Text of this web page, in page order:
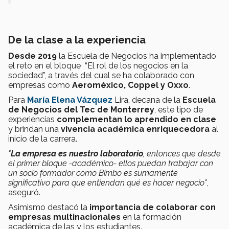
De la clase a la experiencia
Desde 2019 la Escuela de Negocios ha implementado
el reto en el bloque “El rol de los negocios en la
sociedad”, a través del cual se ha colaborado con
empresas como Aeroméxico, Coppel y Oxxo.
Para María Elena Vázquez Lira, decana de la Escuela
de Negocios del Tec de Monterrey , este tipo de
experiencias complementan lo aprendido en clase
y brindan una vivencia académica enriquecedora al
inicio de la carrera.
"La empresa es nuestro laboratorio , entonces que desde
el primer bloque -académico- ellos puedan trabajar con
un socio formador como Bimbo es sumamente
significativo para que entiendan qué es hacer negocio"
aseguró.
Asimismo destacó la importancia de colaborar con
empresas multinacionales en la formación
académica de las y los estudiantes.